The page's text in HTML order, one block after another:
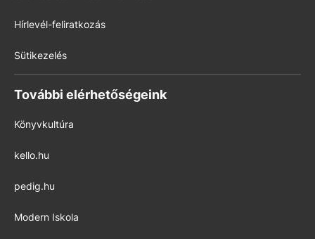
Hírlevél-feliratkozás
Sütikezelés
További elérhetőségeink
Könyvkultúra
kello.hu
pedig.hu
Modern Iskola